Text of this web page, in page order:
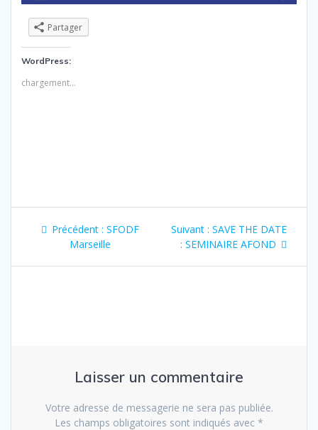
Partager
WordPress:
chargement…
Navigation
Précédent : Article
précédent
SFODF
Marseille
Suivant : Article
suivant
SAVE THE DATE
: SEMINAIRE AFOND
Laisser un commentaire
Votre adresse de messagerie ne sera pas publiée.
Les champs obligatoires sont indiqués avec *